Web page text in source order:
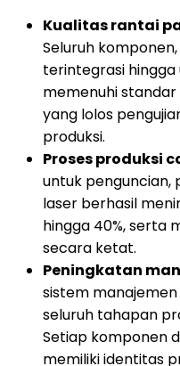
Kualitas rantai
Seluruh
terintegrasi
memenuhi
yang lolos
produksi.
Proses produksi
untuk penguncian,
laser berhasil
hingga 40%, serta
secara ketat.
Peningkatan
sistem
seluruh tahapan
Setiap komponen
memiliki identitas